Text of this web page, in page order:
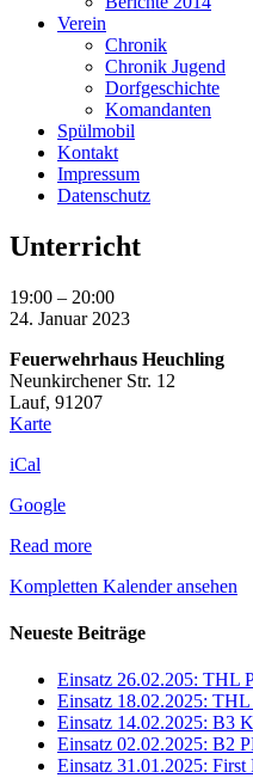
Verein
Chronik
Chronik Jugend
Dorfgeschichte
Komandanten
Spülmobil
Kontakt
Impressum
Datenschutz
Unterricht
Unterricht
19:00 – 20:00
24. Januar 2023
Feuerwehrhaus Heuchling
Neunkirchener Str. 12
Lauf, 91207
KarteFeuerwehrhaus
iCal
Google
Read more
Kompletten Kalender ansehen
Neueste Beiträge
Einsatz 26.02.205: THL
Einsatz 18.02.2025:
Einsatz 14.02.2025: B3
Einsatz 02.02.2025: B2
Einsatz 31.01.2025: First